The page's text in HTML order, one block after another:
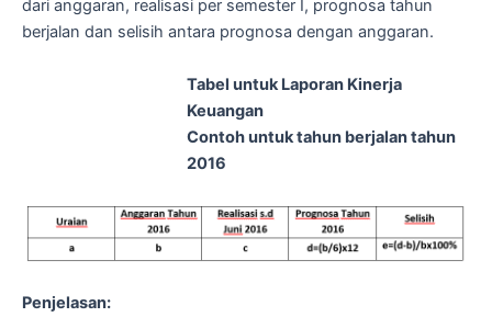
dari anggaran, realisasi per semester I, prognosa tahun
berjalan dan selisih antara prognosa dengan anggaran.
Tabel untuk Laporan Kinerja
Keuangan
Contoh untuk tahun berjalan tahun
2016
Penjelasan: